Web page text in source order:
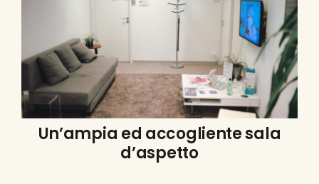
Un’ampia ed accogliente sala
d’aspetto